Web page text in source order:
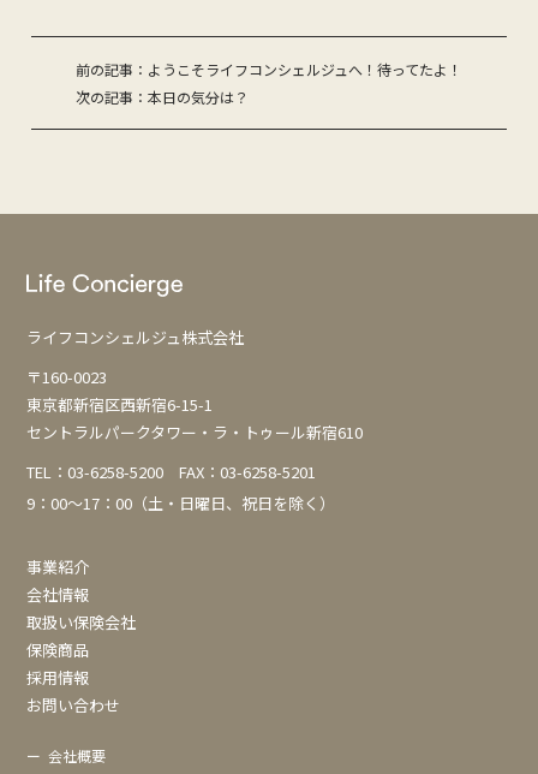
投
稿
ゲ
シ
ョ
ン
前の記事：ようこそライフコンシェルジュへ！待ってたよ！
次の記事：本日の気分は？
ライフコンシェルジュ株式会社
〒160-0023
東京都新宿区西新宿6-15-1
セントラルパークタワー・ラ・トゥール新宿610
TEL：03-6258-5200 FAX：03-6258-5201
9：00～17：00（土・日曜日、祝日を除く）
事業紹介
会社情報
取扱い保険会社
保険商品
採用情報
お問い合わせ
ー会社概要